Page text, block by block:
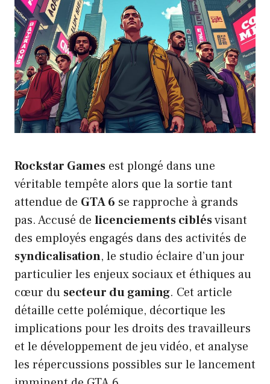
Rockstar Games est plongé dans une
véritable tempête alors que la sortie tant
attendue de GTA 6 se rapproche à grands
pas. Accusé de licenciements ciblésvisant
des employés engagés dans des activités de
syndicalisation, le studio éclaire d’un jour
particulier les enjeux sociaux et éthiques au
cœur du secteur du gaming. Cet article
détaille cette polémique, décortique les
implications pour les droits des travailleurs
et le développement de jeu vidéo, et analyse
les répercussions possibles sur le lancement